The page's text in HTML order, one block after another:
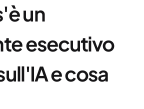
un
esecutivo
e cosa